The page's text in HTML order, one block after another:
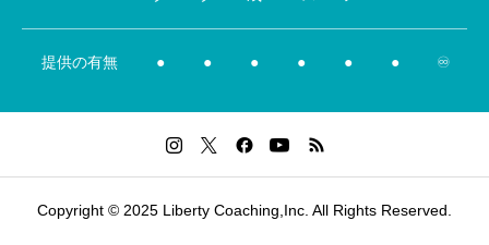
提供の有無 ● ● ● ● ● ● ♾️
Copyright © 2025 Liberty Coaching,Inc. All Rights Reserved.